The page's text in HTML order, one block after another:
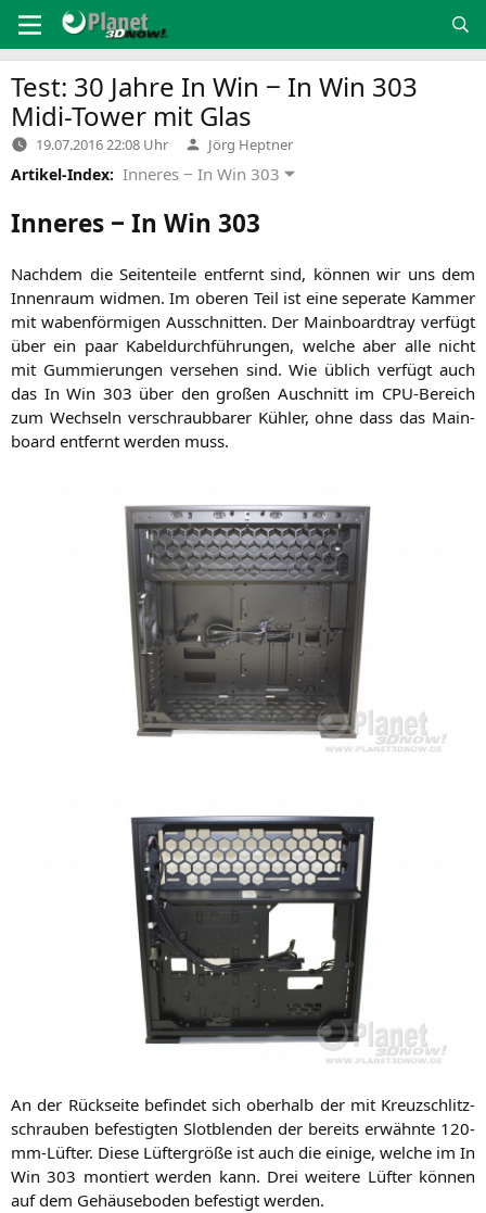
Inhalt
springen
Test: 30 Jahre In Win ‒ In Win 303
Midi-Tower mit Glas
19.07.2016 22:08 Uhr Verfasst
von
Jörg Heptner
Artikel-Index: Inneres ‒ In Win 303
Inneres ‒ In Win 303
Nach­dem die Sei­ten­tei­le ent­fernt sind, kön­nen wir uns dem
Innen­raum wid­men. Im obe­ren Teil ist eine sepe­ra­te Kam­mer
mit waben­för­mi­gen Aus­schnit­ten. Der Main­board­tray ver­fügt
über ein paar Kabel­durch­füh­run­gen, wel­che aber alle nicht
mit Gum­mie­run­gen ver­se­hen sind. Wie üblich ver­fügt auch
das In Win 303 über den gro­ßen Aus­chnitt im CPU-Bereich
zum Wech­seln ver­schraub­ba­rer Küh­ler, ohne dass das Main­
board ent­fernt wer­den muss.
An der Rück­sei­te befin­det sich ober­halb der mit Kreuz­schlitz­
schrau­ben befes­tig­ten Slot­blen­den der bereits erwähn­te 120-
mm-Lüf­ter. Die­se Lüf­ter­grö­ße ist auch die eini­ge, wel­che im In
Win 303 mon­tiert wer­den kann. Drei wei­te­re Lüf­ter kön­nen
auf dem Gehäu­se­bo­den befes­tigt werden.